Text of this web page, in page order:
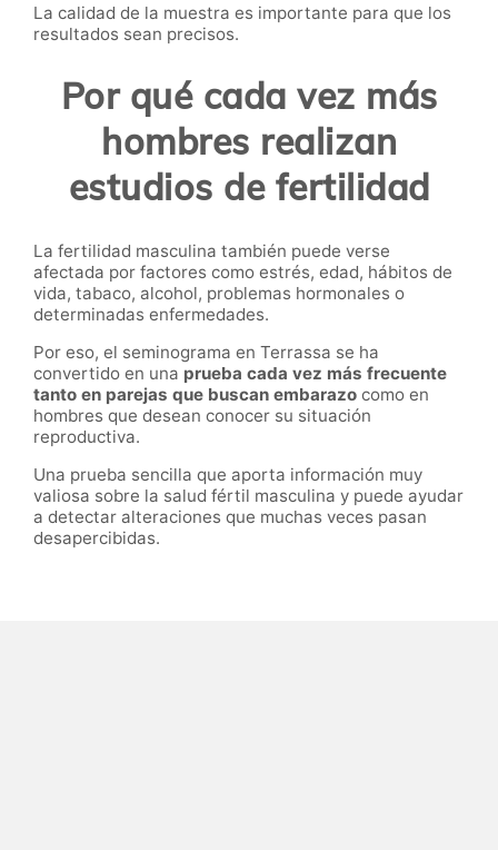
La calidad de la muestra es importante para que los
resultados sean precisos.
Por qué cada vez más
hombres realizan
estudios de fertilidad
La fertilidad masculina también puede verse
afectada por factores como estrés, edad, hábitos de
vida, tabaco, alcohol, problemas hormonales o
determinadas enfermedades.
Por eso, el seminograma en Terrassa se ha
convertido en una prueba cada vez más frecuente
tanto en parejas que buscan embarazo como en
hombres que desean conocer su situación
reproductiva.
Una prueba sencilla que aporta información muy
valiosa sobre la salud fértil masculina y puede ayudar
a detectar alteraciones que muchas veces pasan
desapercibidas.